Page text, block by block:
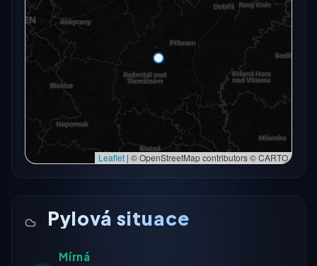
Radarový snímek momentálně není dostupný.
Otevřít v plné mapě
Zkusit znovu
Otevřít v plné mapě →
Leaflet | © OpenStreetMap contributors © CARTO
Pylová situace
Mírná